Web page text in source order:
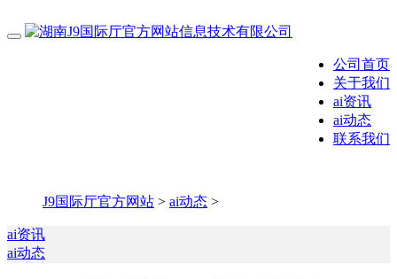
公司首页
关于我们
ai资讯
ai动态
联系我们
J9国际厅官方网站 > ai动态 >
ai资讯
ai动态